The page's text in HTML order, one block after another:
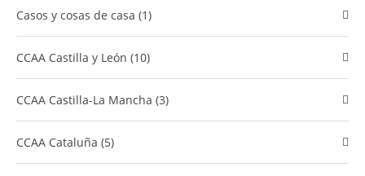
Casos y cosas de casa (1)
CCAA Castilla y León (10)
CCAA Castilla-La Mancha (3)
CCAA Cataluña (5)